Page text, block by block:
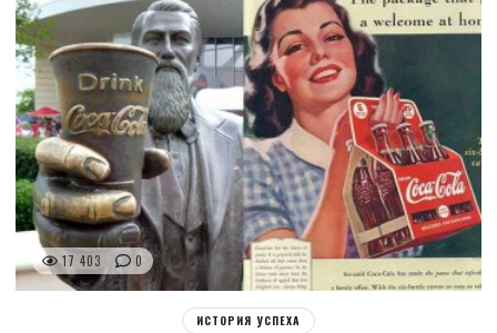
17 403 0
ИСТОРИЯ УСПЕХА